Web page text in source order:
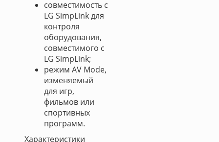
совместимость с
LG SimpLink для
контроля
оборудования,
совместимого с
LG SimpLink;
режим AV Mode,
изменяемый
для игр,
фильмов или
спортивных
программ.
Характеристики